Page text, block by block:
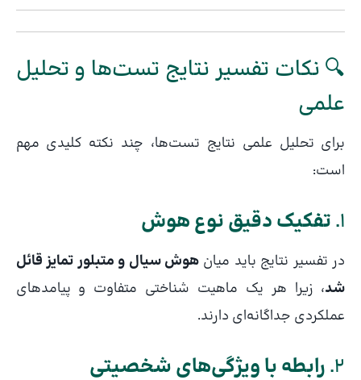
🔍 نکات تفسیر نتایج تست‌ها و تحلیل
علمی
برای تحلیل علمی نتایج تست‌ها، چند نکته کلیدی مهم
است:
1. تفکیک دقیق نوع هوش
در تفسیر نتایج باید میان هوش سیال و متبلور تمایز قائل
شد، زیرا هر یک ماهیت شناختی متفاوت و پیامدهای
عملکردی جداگانه‌ای دارند.
2. رابطه با ویژگی‌های شخصیتی